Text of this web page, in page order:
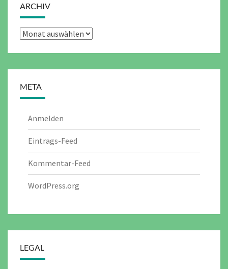
ARCHIV
Archiv
META
Anmelden
Eintrags-Feed
Kommentar-Feed
WordPress.org
LEGAL